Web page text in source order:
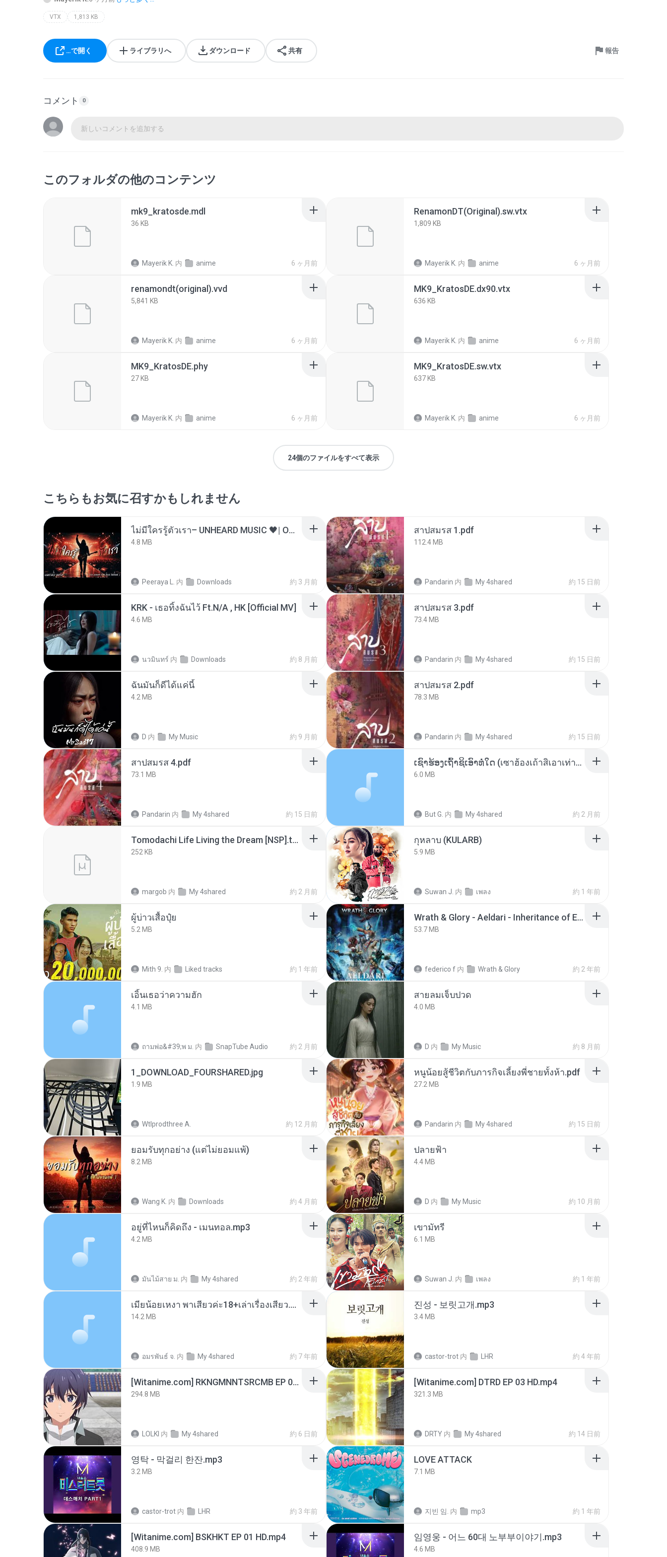
VTX 1,813 KB
…で開く ライブラリへ ダウンロード 共有 報告
コメント 0
新しいコメントを追加する
このフォルダの他のコンテンツ
mk9_kratosde.mdl
36 KB
Mayerik K. 内 anime 6 ヶ月前
RenamonDT(Original).sw.vtx
1,809 KB
Mayerik K. 内 anime 6 ヶ月前
renamondt(original).vvd
5,841 KB
Mayerik K. 内 anime 6 ヶ月前
MK9_KratosDE.dx90.vtx
636 KB
Mayerik K. 内 anime 6 ヶ月前
MK9_KratosDE.phy
27 KB
Mayerik K. 内 anime 6 ヶ月前
MK9_KratosDE.sw.vtx
637 KB
Mayerik K. 内 anime 6 ヶ月前
24個のファイルをすべて表示
こちらもお気に召すかもしれません
ไม่มีใครรู้ตัวเรา– UNHEARD MUSIC 🖤| Official Lyric Video | เพลงสู้ชีวิต
4.8 MB
Peeraya L. 内 Downloads 約 3 月前
สาปสมรส 1.pdf
112.4 MB
Pandarin 内 My 4shared 約 15 日前
KRK - เธอทิ้งฉันไว้ Ft.N/A , HK [Official MV]
4.6 MB
นวมินทร์ 内 Downloads 約 8 月前
สาปสมรส 3.pdf
73.4 MB
Pandarin 内 My 4shared 約 15 日前
ฉันมันก็ดีได้แค่นี้
4.2 MB
D 内 My Music 約 9 月前
สาปสมรส 2.pdf
78.3 MB
Pandarin 内 My 4shared 約 15 日前
สาปสมรส 4.pdf
73.1 MB
Pandarin 内 My 4shared 約 15 日前
ເຊົາຮ້ອງເຖົ້າຊິເອົາທໍ່ໃດ (เซาฮ้องเถ้าสิเอาเท่าใด) ບຸນເກີດ ຫນູຫ່ວງ ft. ໂສພາ ຈຸນທະລາ
6.0 MB
But G. 内 My 4shared 約 2 月前
Tomodachi Life Living the Dream [NSP].torrent
252 KB
margob 内 My 4shared 約 2 月前
กุหลาบ (KULARB)
5.9 MB
Suwan J. 内 เพลง 約 1 年前
ผู้บ่าวเสื้อปุ๋ย
5.2 MB
Mith 9. 内 Liked tracks 約 1 年前
Wrath & Glory - Aeldari - Inheritance of Embers.pdf
53.7 MB
federico f 内 Wrath & Glory 約 2 年前
เอิ้นเธอว่าความฮัก
4.1 MB
ถามพ่อ&#39;พ ม. 内 SnapTube Audio 約 2 月前
สายลมเจ็บปวด
4.0 MB
D 内 My Music 約 8 月前
1_DOWNLOAD_FOURSHARED.jpg
1.9 MB
Wtlprodthree A. 約 12 月前
หนูน้อยสู้ชีวิตกับภารกิจเลี้ยงพี่ชายทั้งห้า.pdf
27.2 MB
Pandarin 内 My 4shared 約 15 日前
ยอมรับทุกอย่าง (แต่ไม่ยอมแพ้)
8.2 MB
Wang K. 内 Downloads 約 4 月前
ปลายฟ้า
4.4 MB
D 内 My Music 約 10 月前
อยู่ที่ไหนก็คิดถึง - เมนทอล.mp3
4.2 MB
มันไม้สาย ม. 内 My 4shared 約 2 年前
เขามัทรี
6.1 MB
Suwan J. 内 เพลง 約 1 年前
เมียน้อยเหงา พาเสียวค่ะ18+เล่าเรื่องเสียว.mp3
14.2 MB
อมรพันธ์ จ. 内 My 4shared 約 7 年前
진성 - 보릿고개.mp3
3.4 MB
castor-trot 内 LHR 約 4 年前
[Witanime.com] RKNGMNNTSRCMB EP 06 HD.mp4
294.8 MB
LOLKI 内 My 4shared 約 6 日前
[Witanime.com] DTRD EP 03 HD.mp4
321.3 MB
DRTY 内 My 4shared 約 14 日前
영탁 - 막걸리 한잔.mp3
3.2 MB
castor-trot 内 LHR 約 3 年前
LOVE ATTACK
7.1 MB
지빈 임. 内 mp3 約 1 年前
[Witanime.com] BSKHKT EP 01 HD.mp4
408.9 MB
임영웅 - 어느 60대 노부부이야기.mp3
4.6 MB